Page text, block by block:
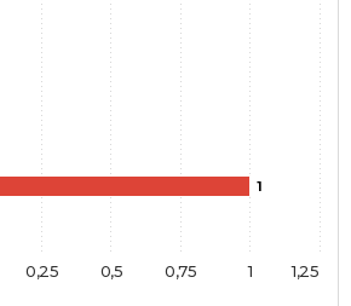
1
1
0,25 0,5 0,75 1,25